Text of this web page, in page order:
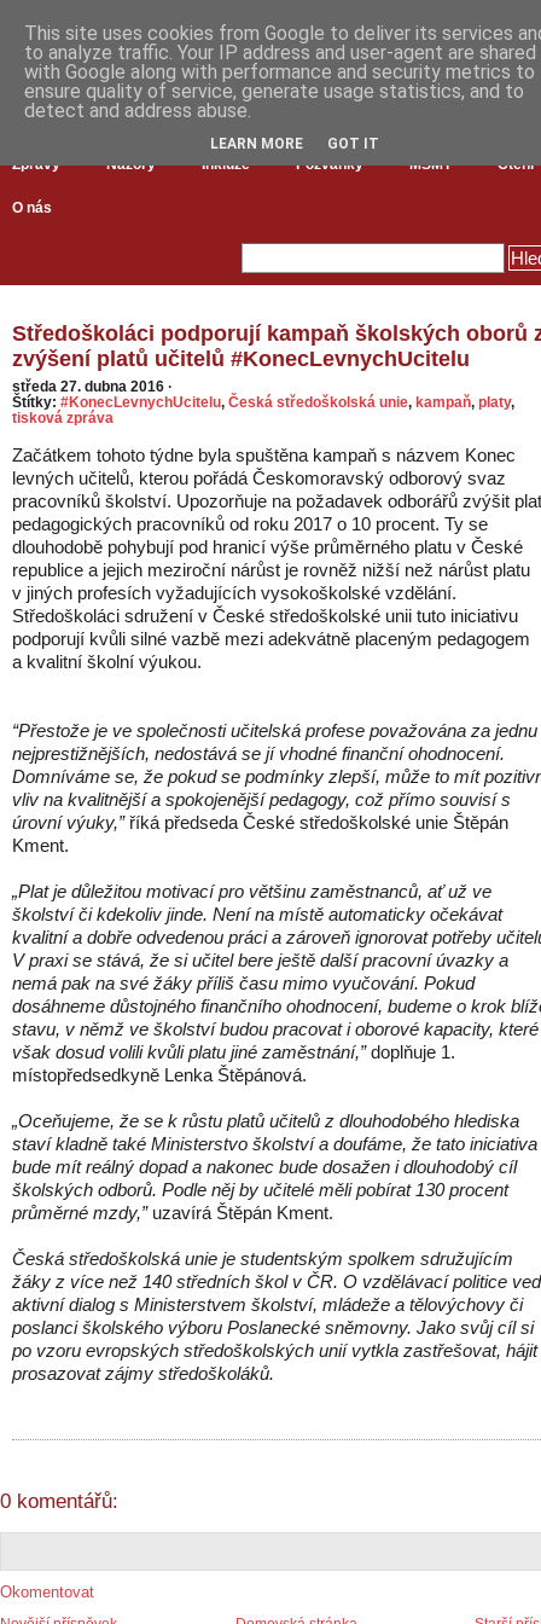
Zprávy Názory Inkluze Pozvánky MŠMT Čtení
O nás
Středoškoláci podporují kampaň školských oborů
zvýšení platů učitelů #KonecLevnychUcitelu
středa 27. dubna 2016 ·
Štítky: #KonecLevnychUcitelu, Česká středoškolská unie, kampaň, platy,
tisková zpráva
Začátkem tohoto týdne byla spuštěna kampaň s názvem Konec
levných učitelů, kterou pořádá Českomoravský odborový svaz
pracovníků školství. Upozorňuje na požadavek odborářů zvýšit
pedagogických pracovníků od roku 2017 o 10 procent. Ty se
dlouhodobě pohybují pod hranicí výše průměrného platu v České
republice a jejich meziroční nárůst je rovněž nižší než nárůst platu
v jiných profesích vyžadujících vysokoškolské vzdělání.
Středoškoláci sdružení v České středoškolské unii tuto iniciativu
podporují kvůli silné vazbě mezi adekvátně placeným pedagogem
a kvalitní školní výukou.
“Přestože je ve společnosti učitelská profese považována za
nejprestižnějších, nedostává se jí vhodné finanční ohodnocení.
Domníváme se, že pokud se podmínky zlepší, může to mít
vliv na kvalitnější a spokojenější pedagogy, což přímo souvisí s
úrovní výuky,”říká předseda České středoškolské unie Štěpán
Kment.
„Plat je důležitou motivací pro většinu zaměstnanců, ať už ve
školství či kdekoliv jinde. Není na místě automaticky očekávat
kvalitní a dobře odvedenou práci a zároveň ignorovat potřeby
V praxi se stává, že si učitel bere ještě další pracovní úvazky a
nemá pak na své žáky příliš času mimo vyučování. Pokud
dosáhneme důstojného finančního ohodnocení, budeme o krok
stavu, v němž ve školství budou pracovat i oborové kapacity, které
však dosud volili kvůli platu jiné zaměstnání,”doplňuje 1.
místopředsedkyně Lenka Štěpánová.
„Oceňujeme, že se k růstu platů učitelů z dlouhodobého hlediska
staví kladně také Ministerstvo školství a doufáme, že tato iniciativa
bude mít reálný dopad a nakonec bude dosažen i dlouhodobý cíl
školských odborů. Podle něj by učitelé měli pobírat 130 procent
průměrné mzdy,”uzavírá Štěpán Kment.
Česká středoškolská unie je studentským spolkem sdružujícím
žáky z více než 140 středních škol v ČR. O vzdělávací politice
aktivní dialog s Ministerstvem školství, mládeže a tělovýchovy či
poslanci školského výboru Poslanecké sněmovny. Jako svůj cíl si
po vzoru evropských středoškolských unií vytkla zastřešovat, hájit
prosazovat zájmy středoškoláků.
0 komentářů:
Okomentovat
This site uses cookies from Google to deliver its services
to analyze traffic. Your IP address and user-agent are shared
with Google along with performance and security metrics to
ensure quality of service, generate usage statistics, and to
detect and address abuse.
LEARN MORE GOT IT